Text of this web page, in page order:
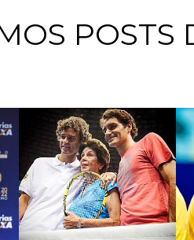
POSTS